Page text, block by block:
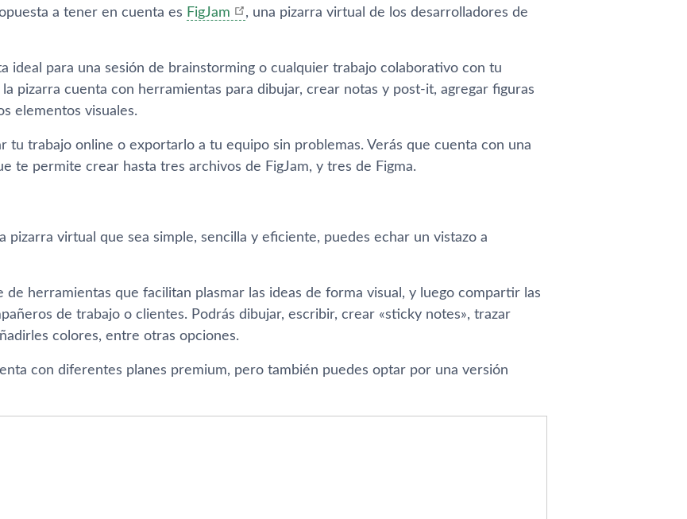
a tener en cuenta es FigJam
, una pizarra virtual de los desarrolladores de
ideal para una sesión de brainstorming o cualquier trabajo colaborativo con tu
pizarra cuenta con herramientas para dibujar, crear notas y post-it, agregar figuras
elementos visuales.
tu trabajo online o exportarlo a tu equipo sin problemas. Verás que cuenta con una
te permite crear hasta tres archivos de FigJam, y tres de Figma.
pizarra virtual que sea simple, sencilla y eficiente, puedes echar un vistazo a
de herramientas que facilitan plasmar las ideas de forma visual, y luego compartir las
de trabajo o clientes. Podrás dibujar, escribir, crear «sticky notes», trazar
colores, entre otras opciones.
con diferentes planes premium, pero también puedes optar por una versión